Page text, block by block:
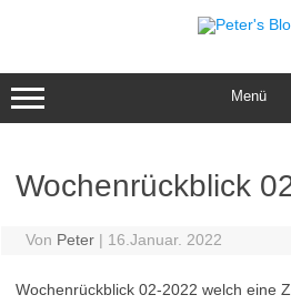
Menü
Wochenrückblick
Von Peter | 16.Januar. 2022
Wochenrückblick 02-2022 welch eine